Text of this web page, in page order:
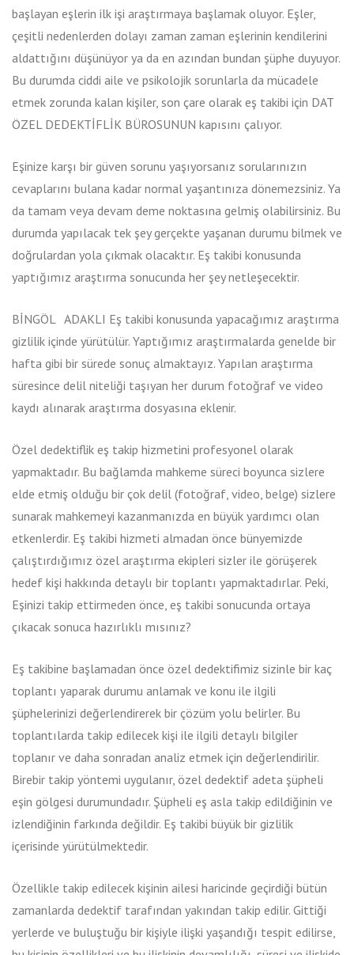
başlayan eşlerin ilk işi araştırmaya başlamak oluyor. Eşler,
çeşitli nedenlerden dolayı zaman zaman eşlerinin kendilerini
aldattığını düşünüyor ya da en azından bundan şüphe duyuyor.
Bu durumda ciddi aile ve psikolojik sorunlarla da mücadele
etmek zorunda kalan kişiler, son çare olarak eş takibi için DAT
ÖZEL DEDEKTİFLİK BÜROSUNUN kapısını çalıyor.
Eşinize karşı bir güven sorunu yaşıyorsanız sorularınızın
cevaplarını bulana kadar normal yaşantınıza dönemezsiniz. Ya
da tamam veya devam deme noktasına gelmiş olabilirsiniz. Bu
durumda yapılacak tek şey gerçekte yaşanan durumu bilmek ve
doğrulardan yola çıkmak olacaktır. Eş takibi konusunda
yaptığımız araştırma sonucunda her şey netleşecektir.
BİNGÖL ADAKLI Eş takibi konusunda yapacağımız araştırma
gizlilik içinde yürütülür. Yaptığımız araştırmalarda genelde bir
hafta gibi bir sürede sonuç almaktayız. Yapılan araştırma
süresince delil niteliği taşıyan her durum fotoğraf ve video
kaydı alınarak araştırma dosyasına eklenir.
Özel dedektiflik eş takip hizmetini profesyonel olarak
yapmaktadır. Bu bağlamda mahkeme süreci boyunca sizlere
elde etmiş olduğu bir çok delil (fotoğraf, video, belge) sizlere
sunarak mahkemeyi kazanmanızda en büyük yardımcı olan
etkenlerdir. Eş takibi hizmeti almadan önce bünyemizde
çalıştırdığımız özel araştırma ekipleri sizler ile görüşerek
hedef kişi hakkında detaylı bir toplantı yapmaktadırlar. Peki,
Eşinizi takip ettirmeden önce, eş takibi sonucunda ortaya
çıkacak sonuca hazırlıklı mısınız?
Eş takibine başlamadan önce özel dedektifimiz sizinle bir kaç
toplantı yaparak durumu anlamak ve konu ile ilgili
şüphelerinizi değerlendirerek bir çözüm yolu belirler. Bu
toplantılarda takip edilecek kişi ile ilgili detaylı bilgiler
toplanır ve daha sonradan analiz etmek için değerlendirilir.
Birebir takip yöntemi uygulanır, özel dedektif adeta şüpheli
eşin gölgesi durumundadır. Şüpheli eş asla takip edildiğinin ve
izlendiğinin farkında değildir. Eş takibi büyük bir gizlilik
içerisinde yürütülmektedir.
Özellikle takip edilecek kişinin ailesi haricinde geçirdiği bütün
zamanlarda dedektif tarafından yakından takip edilir. Gittiği
yerlerde ve buluştuğu bir kişiyle ilişki yaşandığı tespit edilirse,